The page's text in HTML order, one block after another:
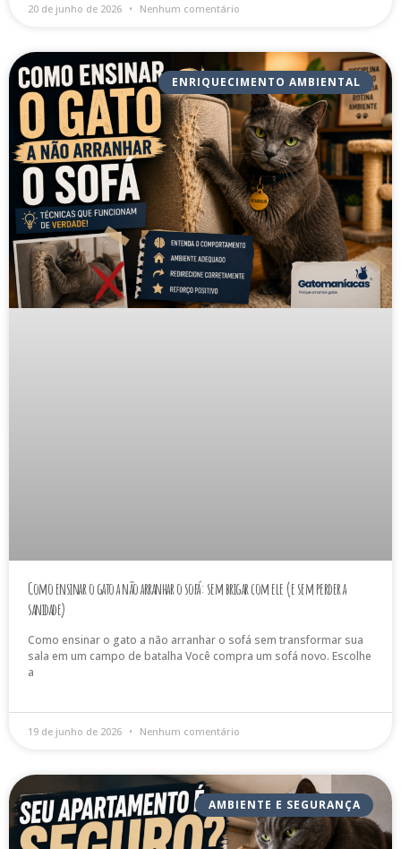
20 de junho de 2026 Nenhum comentário
ENRIQUECIMENTO AMBIENTAL
Como ensinar o gato a não arranhar o sofá: sem brigar com ele (e sem perder a
sanidade)
Como ensinar o gato a não arranhar o sofá sem transformar sua
sala em um campo de batalha Você compra um sofá novo. Escolhe
a
19 de junho de 2026 Nenhum comentário
AMBIENTE E SEGURANÇA